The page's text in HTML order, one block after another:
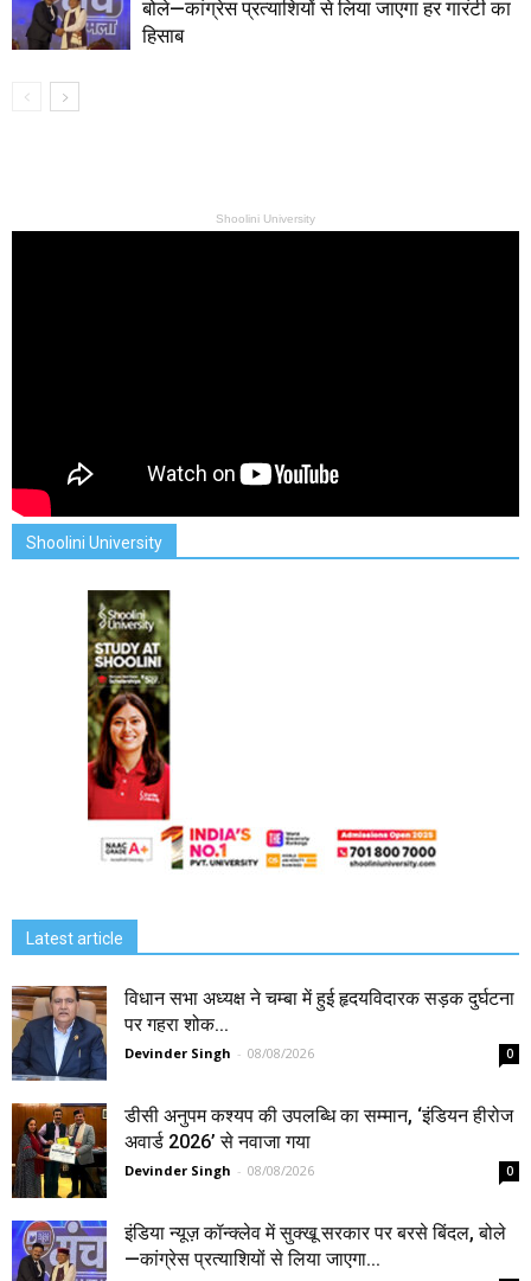
बोले—कांग्रेस प्रत्याशियों से लिया जाएगा हर गारंटी का
हिसाब
Shoolini University
Shoolini University
Latest article
विधान सभा अध्यक्ष ने चम्बा में हुई हृदयविदारक सड़क दुर्घटना
पर गहरा शोक...
Devinder Singh - 08/08/2026 0
डीसी अनुपम कश्यप की उपलब्धि का सम्मान, ‘इंडियन हीरोज
अवार्ड 2026’ से नवाजा गया
Devinder Singh - 08/08/2026 0
इंडिया न्यूज़ कॉन्क्लेव में सुक्खू सरकार पर बरसे बिंदल, बोले
—कांग्रेस प्रत्याशियों से लिया जाएगा...